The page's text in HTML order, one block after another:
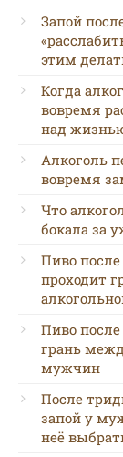
Запой
этим
Когда
вовремя
над
Алкоголь
вовремя
Что
бокала за
Пиво
проходит
Пиво
грань
мужчин
После
запой у
неё